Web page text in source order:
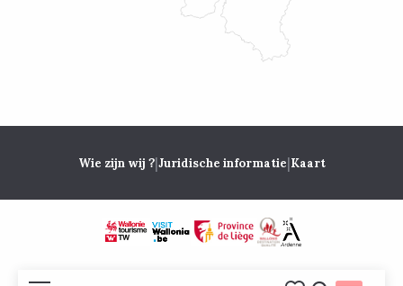
Wie zijn wij ?|Juridische informatie|Kaart